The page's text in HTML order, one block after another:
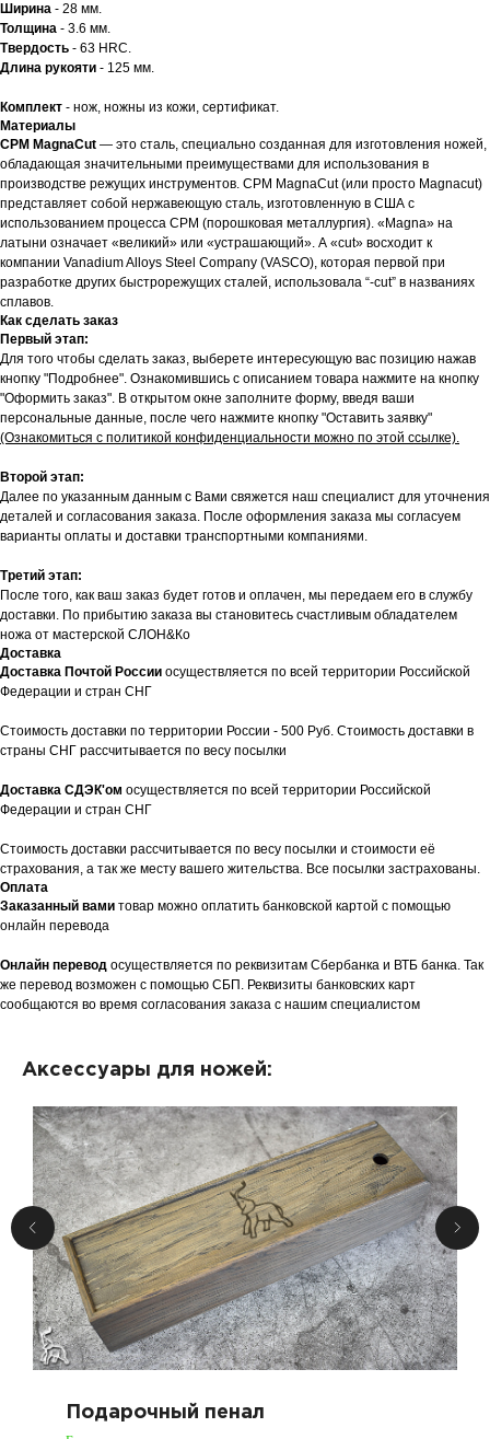
Ширина - 28 мм.
Толщина - 3.6 мм.
Твердость - 63 HRC.
Длина рукояти - 125 мм.
Комплект - нож, ножны из кожи, сертификат.
Материалы
CPM MagnaCut — это сталь, специально созданная для изготовления ножей,
обладающая значительными преимуществами для использования в
производстве режущих инструментов. CPM MagnaCut (или просто Magnacut)
представляет собой нержавеющую сталь, изготовленную в США с
использованием процесса CPM (порошковая металлургия). «Magna» на
латыни означает «великий» или «устрашающий». А «cut» восходит к
компании Vanadium Alloys Steel Company (VASCO), которая первой при
разработке других быстрорежущих сталей, использовала “-cut” в названиях
сплавов.
Как сделать заказ
Первый этап:
Для того чтобы сделать заказ, выберете интересующую вас позицию нажав
кнопку "Подробнее". Ознакомившись с описанием товара нажмите на кнопку
"Оформить заказ". В открытом окне заполните форму, введя ваши
персональные данные, после чего нажмите кнопку "Оставить заявку"
(Ознакомиться с политикой конфиденциальности можно по этой ссылке).
Второй этап:
Далее по указанным данным с Вами свяжется наш специалист для уточнения
деталей и согласования заказа. После оформления заказа мы согласуем
варианты оплаты и доставки транспортными компаниями.
Третий этап:
После того, как ваш заказ будет готов и оплачен, мы передаем его в службу
доставки. По прибытию заказа вы становитесь счастливым обладателем
ножа от мастерской СЛОН&Ко
Доставка
Доставка Почтой России осуществляется по всей территории Российской
Федерации и стран СНГ
Стоимость доставки по территории России - 500 Руб. Стоимость доставки в
страны СНГ рассчитывается по весу посылки
Доставка СДЭК'ом осуществляется по всей территории Российской
Федерации и стран СНГ
Стоимость доставки рассчитывается по весу посылки и стоимости её
страхования, а так же месту вашего жительства. Все посылки застрахованы.
Оплата
Заказанный вами товар можно оплатить банковской картой с помощью
онлайн перевода
Онлайн перевод осуществляется по реквизитам Сбербанка и ВТБ банка. Так
же перевод возможен с помощью СБП. Реквизиты банковских карт
сообщаются во время согласования заказа с нашим специалистом
Аксессуары для ножей:
Подарочный пенал